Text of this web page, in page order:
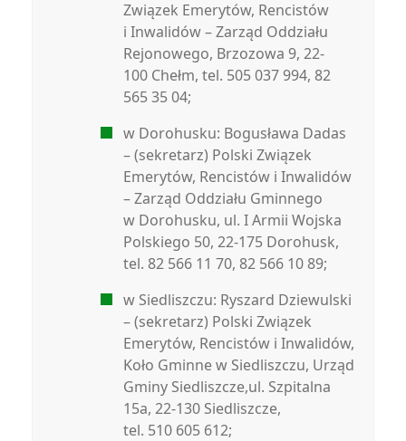
Związek Emerytów, Rencistów
i Inwalidów – Zarząd Oddziału
Rejonowego, Brzozowa 9, 22-
100 Chełm, tel. 505 037 994, 82
565 35 04;
w Dorohusku: Bogusława Dadas
– (sekretarz) Polski Związek
Emerytów, Rencistów i Inwalidów
– Zarząd Oddziału Gminnego
w Dorohusku, ul. I Armii Wojska
Polskiego 50, 22-175 Dorohusk,
tel. 82 566 11 70, 82 566 10 89;
w Siedliszczu: Ryszard Dziewulski
– (sekretarz) Polski Związek
Emerytów, Rencistów i Inwalidów,
Koło Gminne w Siedliszczu, Urząd
Gminy Siedliszcze,ul. Szpitalna
15a, 22-130 Siedliszcze,
tel. 510 605 612;